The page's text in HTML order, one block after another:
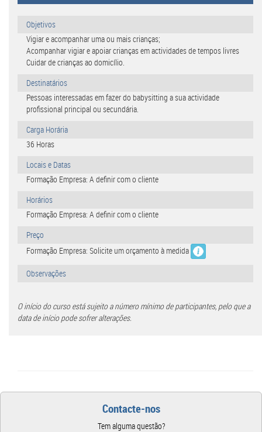
Objetivos
Vigiar e acompanhar uma ou mais crianças;
Acompanhar vigiar e apoiar crianças em actividades de tempos livres
Cuidar de crianças ao domicílio.
Destinatários
Pessoas interessadas em fazer do babysitting a sua actividade
profissional principal ou secundária.
Carga Horária
36 Horas
Locais e Datas
Formação Empresa: A definir com o cliente
Horários
Formação Empresa: A definir com o cliente
Preço
Formação Empresa: Solicite um orçamento à medida
Observações
O início do curso está sujeito a número mínimo de participantes, pelo que a
data de início pode sofrer alterações.
Contacte-nos
Tem alguma questão?